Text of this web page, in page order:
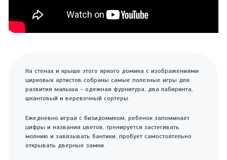
На стенах и крыше этого яркого домика с изображениями
цирковых артистов собраны самые полезные игры для
развития малыша – одежная фурнитура, два лабиринта,
шкантовый и веревочный сортеры.
Ежедневно играя с бизидомиком, ребенок запоминает
цифры и названия цветов, тренируется застегивать
молнию и завязывать бантики, пробует самостоятельно
открывать дверные замки.